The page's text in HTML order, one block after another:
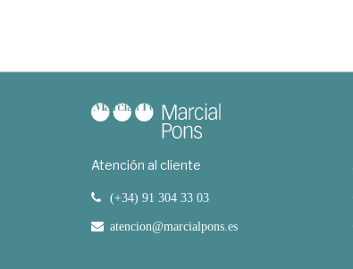
Atención al cliente
(+34) 91 304 33 03
atencion@marcialpons.es